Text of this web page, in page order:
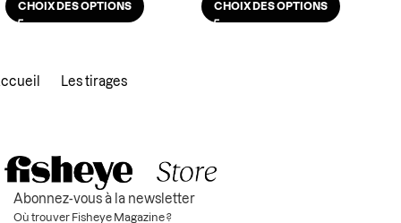
CHOIX DES OPTIONS CHOIX DES OPTIONS
Les tirages
Abonnez-vous à la newsletter
Où trouver Fisheye Magazine ?